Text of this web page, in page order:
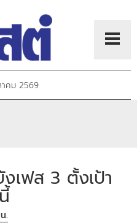
คม 2569
เฟส 3 ตั้งเป้า
.